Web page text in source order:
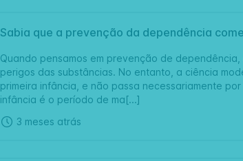
Sabia que a prevenção da dependência
Quando pensamos em prevenção de
perigos das substâncias. No entanto, a ciência
primeira infância, e não passa necessariamente
infância é o período de ma[...]
3 meses atrás